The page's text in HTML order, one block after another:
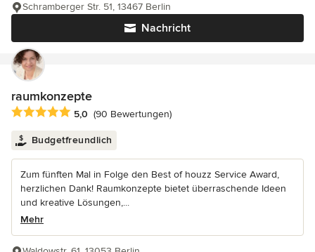
Nachricht
Schramberger Str. 51, 13467 Berlin
raumkonzepte
Durchschnittliche Bewertung: 5 von 5 Sternen
5,0 (90 Bewertungen)
Budgetfreundlich
Zum fünften Mal in Folge den Best of houzz Service Award,
herzlichen Dank! Raumkonzepte bietet überraschende Ideen
und kreative Lösungen,...
Mehr